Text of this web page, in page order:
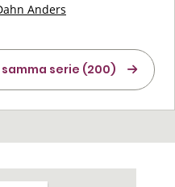
Anders
serie (200)